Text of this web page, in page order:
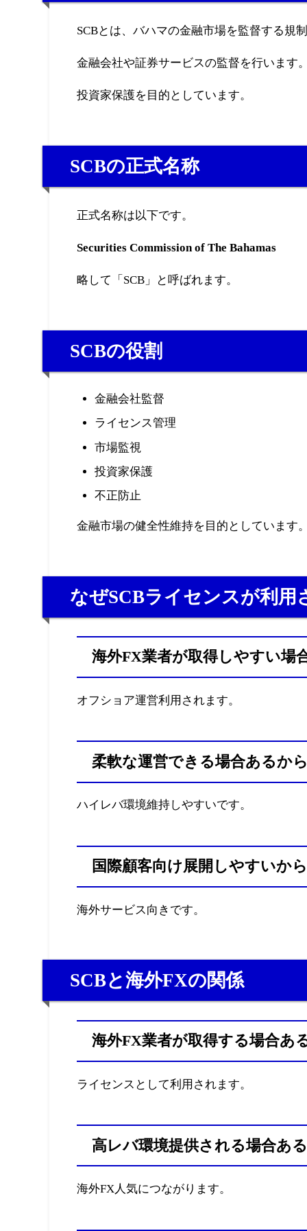
SCBとは、バハマの金融市場を監督する規制
金融会社や証券サービスの監督を行います。
投資家保護を目的としています。
SCBの正式名称
正式名称は以下です。
Securities Commission of The Bahamas
略して「SCB」と呼ばれます。
SCBの役割
金融会社監督
ライセンス管理
市場監視
投資家保護
不正防止
金融市場の健全性維持を目的としています。
なぜSCBライセンスが利用
海外FX業者が取得しやすい場
オフショア運営利用されます。
柔軟な運営できる場合あるから
ハイレバ環境維持しやすいです。
国際顧客向け展開しやすいから
海外サービス向きです。
SCBと海外FXの関係
海外FX業者が取得する場合あ
ライセンスとして利用されます。
高レバ環境提供される場合あ
海外FX人気につながります。